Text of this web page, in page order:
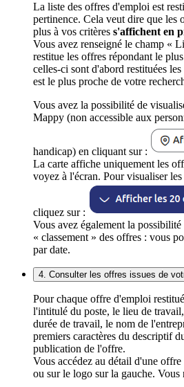
La liste des offres d'emploi est
pertinence. Cela veut dire que les
plus à vos critères s'affichent en
Vous avez renseigné le champ «
restitue les offres répondant le
celles-ci sont d'abord restituées
est le plus proche de votre
Vous avez la possibilité de
Mappy (non accessible aux
handicap) en cliquant sur :
La carte affiche uniquement les
voyez à l'écran. Pour visualiser
cliquez sur :
Vous avez également la
« classement » des offres : vous
par date.
4. Consulter les offres issues de
Pour chaque offre d'emploi
l'intitulé du poste, le lieu de
durée de travail, le nom de
premiers caractères du descriptif
publication de l'offre.
Vous accédez au détail d'une
ou sur le logo sur la gauche. Vous